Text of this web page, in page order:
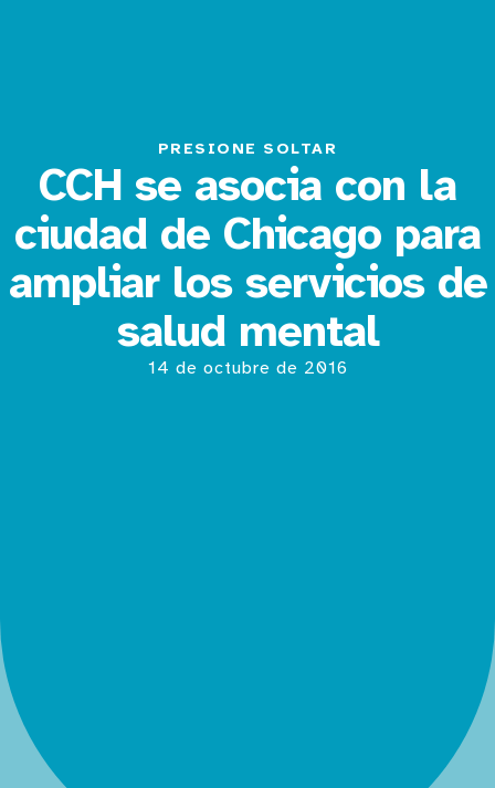
PRESIONE SOLTAR
CCH se asocia con la
ciudad de Chicago para
ampliar los servicios de
salud mental
14 de octubre de 2016